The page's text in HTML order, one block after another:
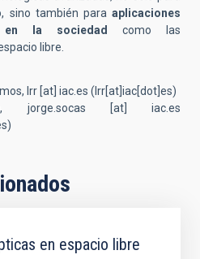
sino también para aplicaciones
la sociedad
como las
libre.
lrr [at] iac.es (lrr[at]iac[dot]es)
jorge.socas [at]iac.es
en espacio libre